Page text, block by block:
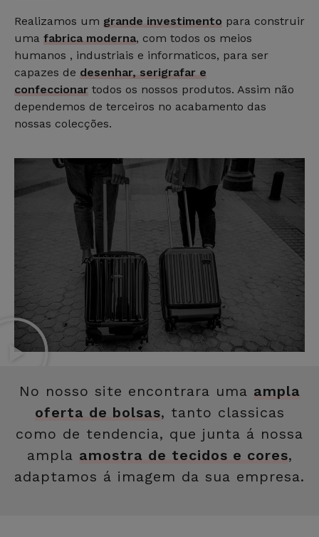
Realizamos um grande investimento para construir
uma fabrica moderna, com todos os meios
humanos , industriais e informaticos, para ser
capazes de desenhar, serigrafar e
confeccionar todos os nossos produtos. Assim não
dependemos de terceiros no acabamento das
nossas colecções.
No nosso site encontrara uma ampla
oferta de bolsas, tanto classicas
como de tendencia, que junta á nossa
ampla amostra de tecidos e cores,
adaptamos á imagem da sua empresa.